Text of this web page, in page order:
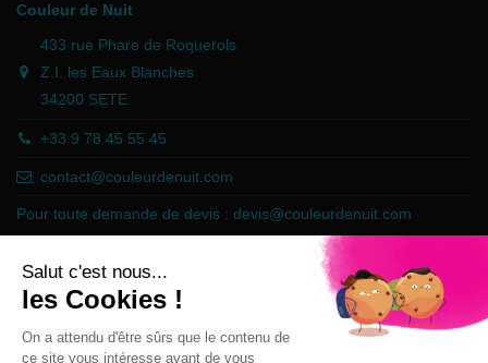
Couleur de Nuit
433 rue Phare de Roquerols
Z.I. les Eaux Blanches
34200 SETE
+33 9 78 45 55 45
contact@couleurdenuit.com
Pour toute demande de devis : devis@couleurdenuit.com
Marchand approuvé par la Société des Avis Garantis,cliquez ici pour
vérifier .
Follow us